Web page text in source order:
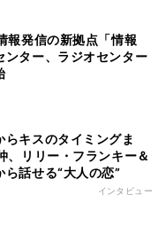
報発信の新拠点「情報
ンター、ラジオセンター
らキスのタイミングま
リリー・フランキー＆
ら話せる“大人の恋”
インタビュー